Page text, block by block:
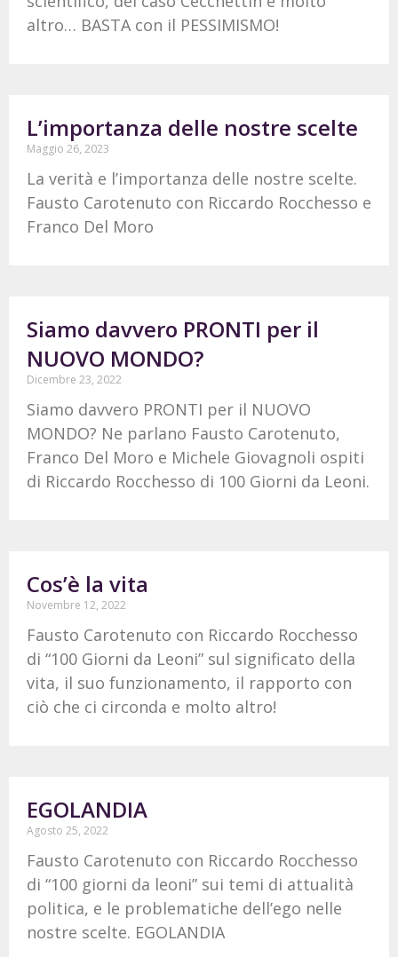
altro… BASTA con il PESSIMISMO!
L’importanza delle nostre scelte
Maggio 26, 2023
La verità e l’importanza delle nostre scelte.
Fausto Carotenuto con Riccardo Rocchesso e
Franco Del Moro
Siamo davvero PRONTI per il
NUOVO MONDO?
Dicembre 23, 2022
Siamo davvero PRONTI per il NUOVO
MONDO? Ne parlano Fausto Carotenuto,
Franco Del Moro e Michele Giovagnoli ospiti
di Riccardo Rocchesso di 100 Giorni da Leoni.
Cos’è la vita
Novembre 12, 2022
Fausto Carotenuto con Riccardo Rocchesso
di “100 Giorni da Leoni” sul significato della
vita, il suo funzionamento, il rapporto con
ciò che ci circonda e molto altro!
EGOLANDIA
Agosto 25, 2022
Fausto Carotenuto con Riccardo Rocchesso
di “100 giorni da leoni” sui temi di attualità
politica, e le problematiche dell’ego nelle
nostre scelte. EGOLANDIA